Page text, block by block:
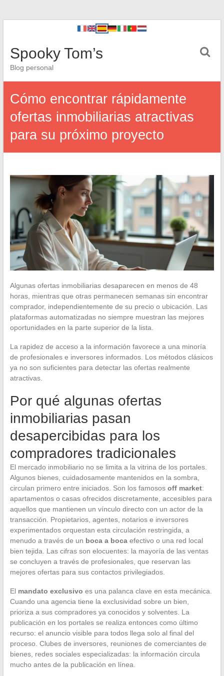
Spooky Tom’s
Blog personal
Cómo encontrar rápidamente
ofertas inmobiliarias atractivas
para su próximo proyecto
Algunas ofertas inmobiliarias desaparecen en menos de 48
horas, mientras que otras permanecen semanas sin encontrar
comprador, independientemente de su precio o ubicación. Las
plataformas automatizadas no siempre muestran las mejores
oportunidades en la parte superior de la lista.
La rapidez de acceso a la información favorece a una minoría
de profesionales e inversores informados. Los métodos clásicos
ya no son suficientes para detectar las ofertas realmente
atractivas.
Por qué algunas ofertas
inmobiliarias pasan
desapercibidas para los
compradores tradicionales
El mercado inmobiliario no se limita a la vitrina de los portales.
Algunos bienes, cuidadosamente mantenidos en la sombra,
circulan primero entre iniciados. Son los famosos off market:
apartamentos o casas ofrecidos discretamente, accesibles para
aquellos que mantienen un vínculo directo con un actor de la
transacción. Propietarios, agentes, notarios e inversores
experimentados orquestan esta circulación restringida, a
menudo a través de un boca a bocaefectivo o una red local
bien tejida. Las cifras son elocuentes: la mayoría de las ventas
se concluyen a través de profesionales, que reservan las
mejores ofertas para sus contactos privilegiados.
El mandato exclusivo es una palanca clave en esta mecánica.
Cuando una agencia tiene la exclusividad sobre un bien,
prioriza a sus compradores ya conocidos y solventes. La
publicación en los portales se realiza entonces como último
recurso: el anuncio visible para todos llega solo al final del
proceso. Clubes de inversores, reuniones de comerciantes de
bienes, redes sociales especializadas: la información circula
mucho antes de la publicación en línea.